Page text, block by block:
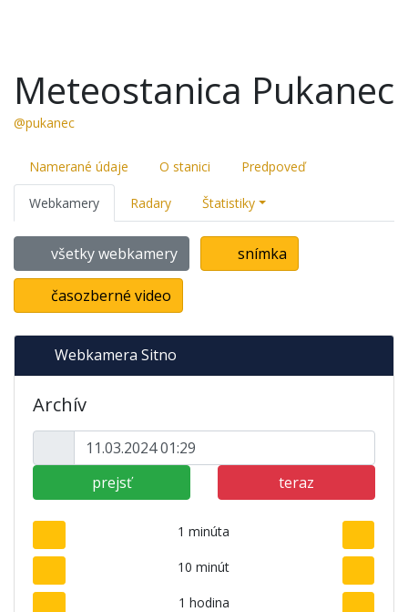
Meteostanica Pukanec
@pukanec
Namerané údaje O stanici Predpoveď
Webkamery Radary Štatistiky
všetky webkamery snímka
časozberné video
Webkamera Sitno
Archív
prejsť teraz
1 minúta
10 minút
1 hodina